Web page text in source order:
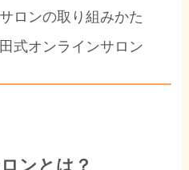
ロンの取り組みかた
式オンラインサロン
ンとは？